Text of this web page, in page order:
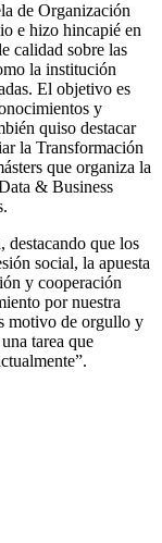
de Organización
e hizo hincapié en
calidad sobre las
la institución
El objetivo es
y
quiso destacar
la Transformación
que organiza la
& Business
destacando que los
social, la apuesta
y cooperación
por nuestra
motivo de orgullo y
tarea que